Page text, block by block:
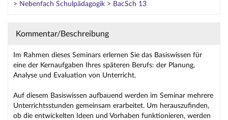
> Nebenfach Schulpädagogik > BacSch 13
Kommentar/Beschreibung
Im Rahmen dieses Seminars erlernen Sie das Basiswissen für
eine der Kernaufgaben Ihres späteren Berufs: der Planung,
Analyse und Evaluation von Unterricht.
Auf diesem Basiswissen aufbauend werden im Seminar mehrere
Unterrichtsstunden gemeinsam erarbeitet. Um herauszufinden,
ob die entwickelten Ideen und Vorhaben funktionieren, werden